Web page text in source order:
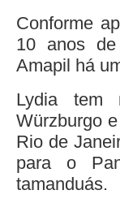
Conforme
10 anos
Amapil há
Lydia tem
Würzburgo
Rio de
para o
tamanduás.